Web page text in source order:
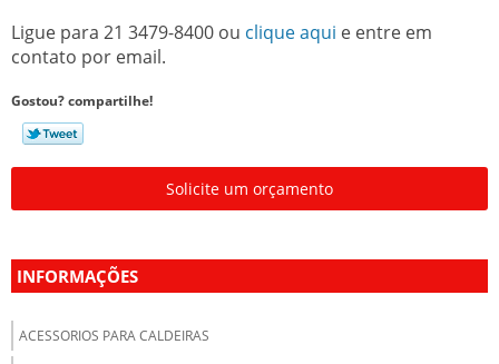
Ligue para 21 3479-8400 ou clique aqui e entre em
contato por email.
Gostou? compartilhe!
Solicite um orçamento
INFORMAÇÕES
ACESSORIOS PARA CALDEIRAS